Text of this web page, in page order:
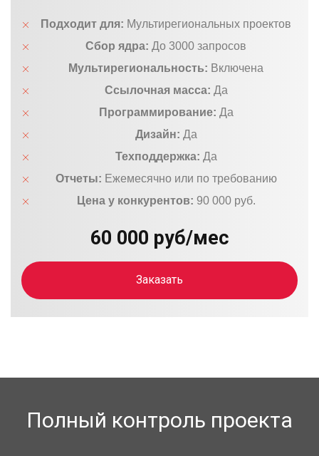
Подходит для: Мультирегиональных проектов
Сбор ядра: До 3000 запросов
Мультирегиональность: Включена
Ссылочная масса: Да
Программирование: Да
Дизайн: Да
Техподдержка: Да
Отчеты: Ежемесячно или по требованию
Цена у конкурентов: 90 000 руб.
60 000 руб/мес
Заказать
Полный контроль проекта